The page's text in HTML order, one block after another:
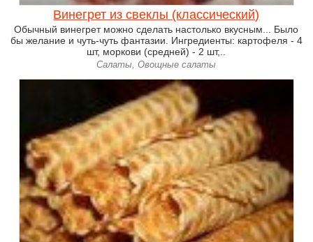
Винегрет из свеклы (классический)
Обычный винегрет можно сделать настолько вкусным... Было
бы желание и чуть-чуть фантазии. Ингредиенты: картофеля - 4
шт, моркови (средней) - 2 шт,..
Салаты, Овощные салаты